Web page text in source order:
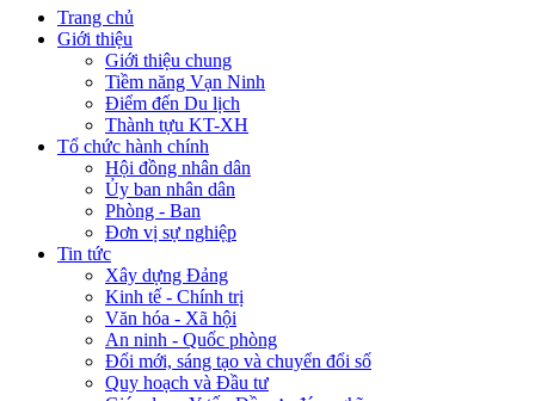
Trang chủ
Giới thiệu
Giới thiệu chung
Tiềm năng Vạn Ninh
Điểm đến Du lịch
Thành tựu KT-XH
Tổ chức hành chính
Hội đồng nhân dân
Ủy ban nhân dân
Phòng - Ban
Đơn vị sự nghiệp
Tin tức
Xây dựng Đảng
Kinh tế - Chính trị
Văn hóa - Xã hội
An ninh - Quốc phòng
Đổi mới, sáng tạo và chuyển đổi số
Quy hoạch và Đầu tư